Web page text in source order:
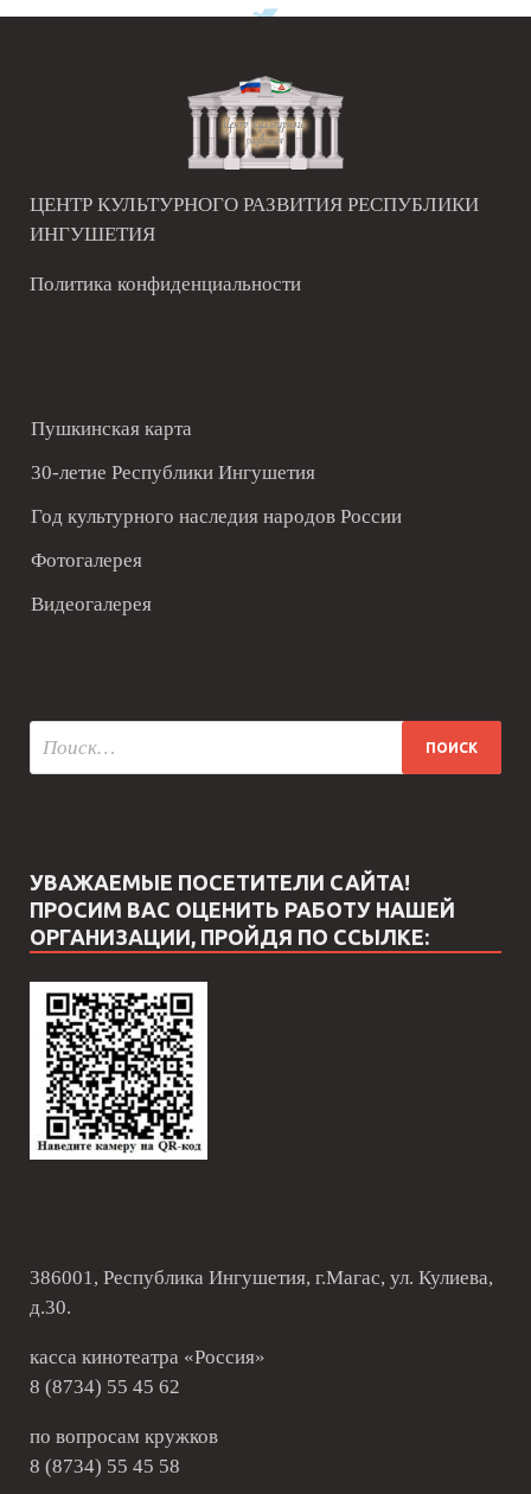
ЦЕНТР КУЛЬТУРНОГО РАЗВИТИЯ РЕСПУБЛИКИ
ИНГУШЕТИЯ
Политика конфиденциальности
Пушкинская карта
30-летие Республики Ингушетия
Год культурного наследия народов России
Фотогалерея
Видеогалерея
УВАЖАЕМЫЕ ПОСЕТИТЕЛИ САЙТА!
ПРОСИМ ВАС ОЦЕНИТЬ РАБОТУ НАШЕЙ
ОРГАНИЗАЦИИ, ПРОЙДЯ ПО ССЫЛКЕ:
386001, Республика Ингушетия, г.Магас, ул. Кулиева,
д.30.
касса кинотеатра «Россия»
8 (8734) 55 45 62
по вопросам кружков
8 (8734) 55 45 58